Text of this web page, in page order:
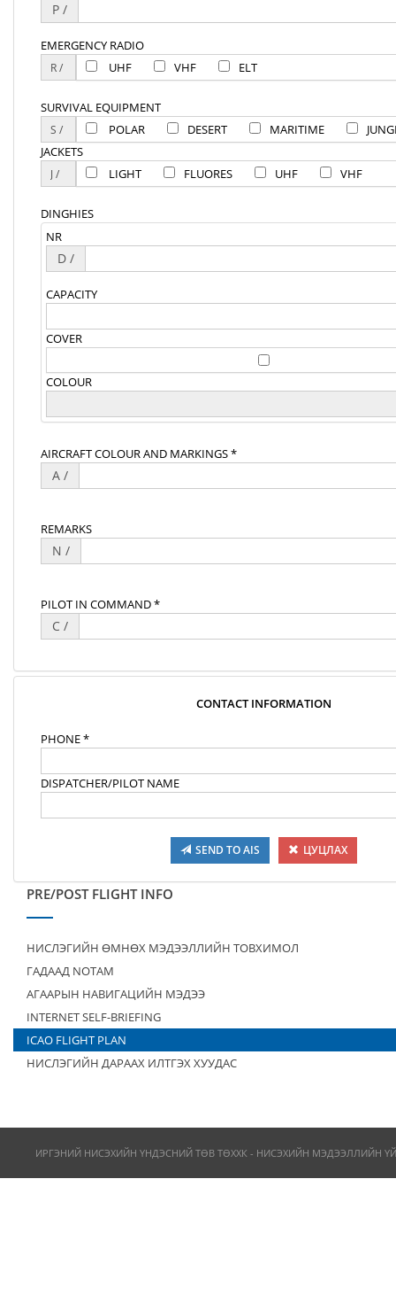
P /
EMERGENCY RADIO
UHF
VHF ELT
SURVIVAL EQUIPMENT
POLAR
DESERT MARITIME
JACKETS
LIGHT
FLUORES UHF VHF
DINGHIES
NR
D /
CAPACITY
COVER
COLOUR
AIRCRAFT COLOUR AND MARKINGS *
A /
REMARKS
N /
PILOT IN COMMAND *
C /
CONTACT INFORMATION
PHONE *
DISPATCHER/PILOT NAME
SEND TO AIS ЦУЦЛАХ
PRE/POST FLIGHT INFO
НИСЛЭГИЙН ӨМНӨХ МЭДЭЭЛЛИЙН ТОВХИМОЛ
ГАДААД NOTAM
АГААРЫН НАВИГАЦИЙН МЭДЭЭ
INTERNET SELF-BRIEFING
ICAO FLIGHT PLAN
НИСЛЭГИЙН ДАРААХ ИЛТГЭХ ХУУДАС
ИРГЭНИЙ НИСЭХИЙН ҮНДЭСНИЙ ТӨВ ТӨХХК - НИСЭХИЙН МЭДЭЭЛЛИЙН